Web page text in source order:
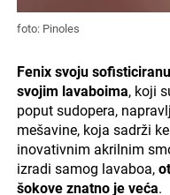
foto: Pinoles
Fenix svoju
svojim lavaboima, koji
poput sudopera,
mešavine, koja sadrži
inovativnim akrilnim
izradi samog lavaboa,
šokove znatno je veća.